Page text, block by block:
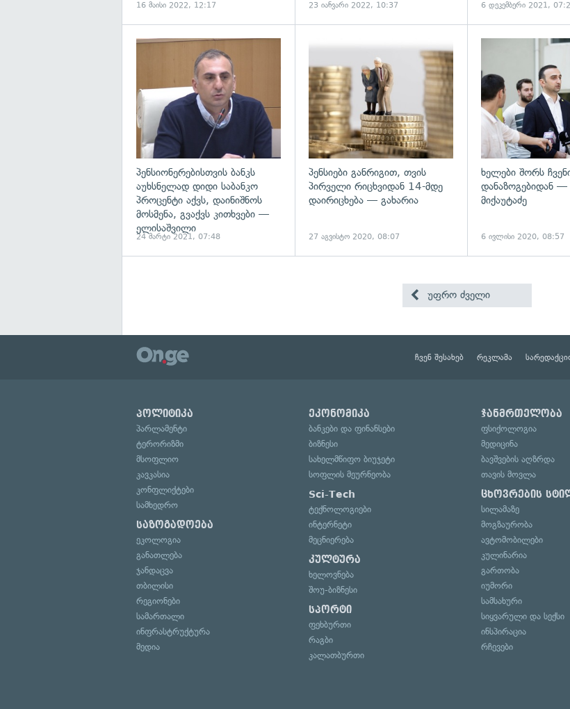
16 მაისი 2022, 12:17 23 იანვარი 2022, 10:37 6 დეკემბერი 2021,
პენსიონერებისთვის ბანკს
აუხსნელად დიდი საბანკო
პროცენტი აქვს, დაინიშნოს
მოსმენა, გვაქვს კითხვები —
ელისაშვილი
24 მარტი 2021, 07:48
პენსიები განრიგით, თვის
პირველი რიცხვიდან 14-მდე
დაირიცხება — გახარია
27 აგვისტო 2020, 08:07
ხელები შორს
დანაზოგებიდან
მიქაუტაძე
6 ივლისი 2020, 08:57
უფრო ძველი
ჩვენ შესახებ რეკლამა
პოლიტიკა
პარლამენტი
ტერორიზმი
მსოფლიო
კავკასია
კონფლიქტები
სამხედრო
საზოგადოება
ეკოლოგია
განათლება
ჯანდაცვა
თბილისი
რეგიონები
სამართალი
ინფრასტრუქტურა
მედია
ეკონომიკა
ბანკები და ფინანსები
ბიზნესი
სახელმწიფო ბიუჯეტი
სოფლის მეურნეობა
Sci-Tech
ტექნოლოგიები
ინტერნეტი
მეცნიერება
კულტურა
ხელოვნება
შოუ-ბიზნესი
სპორტი
ფეხბურთი
რაგბი
კალათბურთი
ჯანმრთელობა
ფსიქოლოგია
მედიცინა
ბავშვების აღზრდა
თავის მოვლა
ცხოვრების
სილამაზე
მოგზაურობა
ავტომობილები
კულინარია
გართობა
იუმორი
სამსახური
სიყვარული და სექსი
ინსპირაცია
რჩევები